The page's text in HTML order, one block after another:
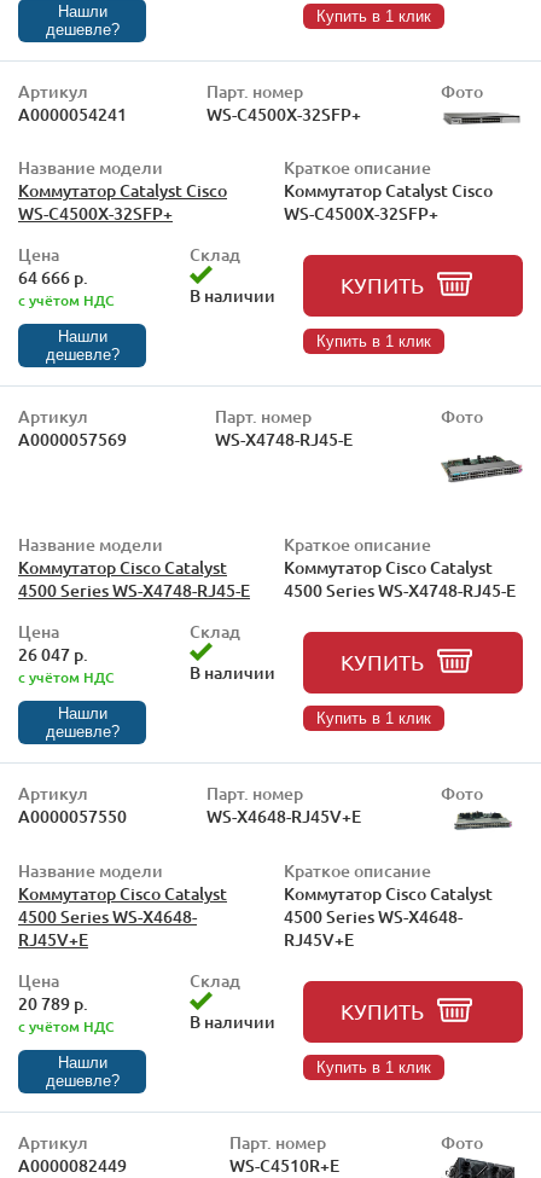
Нашли
дешевле?
Купить в 1 клик
Артикул
А0000054241
Парт. номер
WS-C4500X-32SFP+
Фото
Название модели
Коммутатор Catalyst Cisco
WS-C4500X-32SFP+
Краткое описание
Коммутатор Catalyst Cisco
WS-C4500X-32SFP+
Цена
64 666 р.
с учётом НДС
Нашли
дешевле?
Склад
В наличии
КУПИТЬ
Купить в 1 клик
Артикул
А0000057569
Парт. номер
WS-X4748-RJ45-E
Фото
Название модели
Коммутатор Cisco Catalyst
4500 Series WS-X4748-RJ45-E
Краткое описание
Коммутатор Cisco Catalyst
4500 Series WS-X4748-RJ45-E
Цена
26 047 р.
с учётом НДС
Нашли
дешевле?
Склад
В наличии
КУПИТЬ
Купить в 1 клик
Артикул
А0000057550
Парт. номер
WS-X4648-RJ45V+E
Фото
Название модели
Коммутатор Cisco Catalyst
4500 Series WS-X4648-
RJ45V+E
Краткое описание
Коммутатор Cisco Catalyst
4500 Series WS-X4648-
RJ45V+E
Цена
20 789 р.
с учётом НДС
Нашли
дешевле?
Склад
В наличии
КУПИТЬ
Купить в 1 клик
Артикул
А0000082449
Парт. номер
WS-C4510R+E
Фото